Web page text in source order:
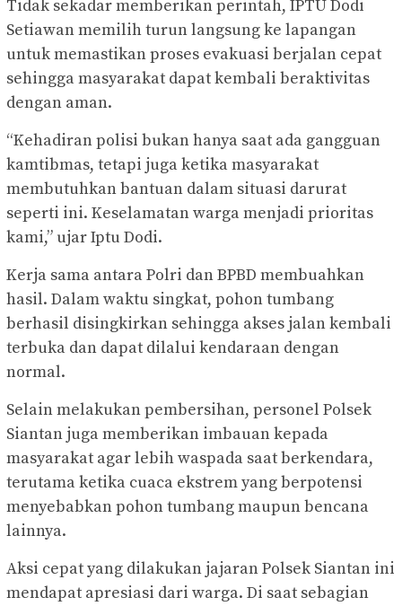
Tidak sekadar memberikan perintah, IPTU Dodi
Setiawan memilih turun langsung ke lapangan
untuk memastikan proses evakuasi berjalan cepat
sehingga masyarakat dapat kembali beraktivitas
dengan aman.
“Kehadiran polisi bukan hanya saat ada gangguan
kamtibmas, tetapi juga ketika masyarakat
membutuhkan bantuan dalam situasi darurat
seperti ini. Keselamatan warga menjadi prioritas
kami,” ujar Iptu Dodi.
Kerja sama antara Polri dan BPBD membuahkan
hasil. Dalam waktu singkat, pohon tumbang
berhasil disingkirkan sehingga akses jalan kembali
terbuka dan dapat dilalui kendaraan dengan
normal.
Selain melakukan pembersihan, personel Polsek
Siantan juga memberikan imbauan kepada
masyarakat agar lebih waspada saat berkendara,
terutama ketika cuaca ekstrem yang berpotensi
menyebabkan pohon tumbang maupun bencana
lainnya.
Aksi cepat yang dilakukan jajaran Polsek Siantan ini
mendapat apresiasi dari warga. Di saat sebagian